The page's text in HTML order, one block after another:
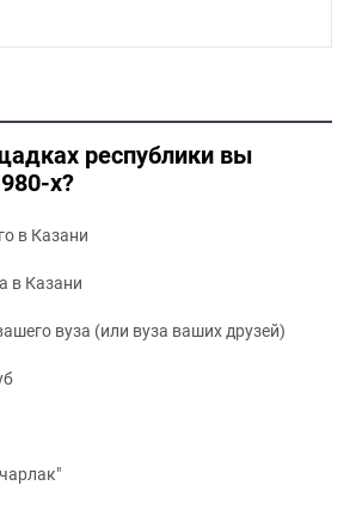
республики вы
х?
в Казани
в Казани
вуза (или вуза ваших друзей)